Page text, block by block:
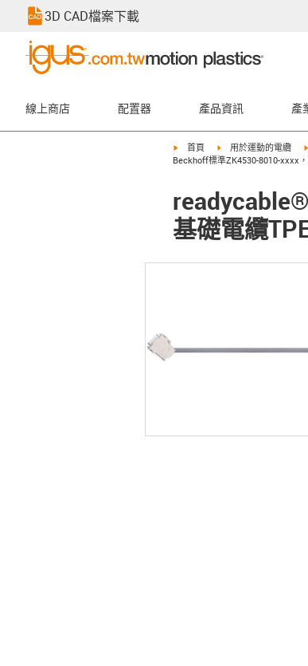
3D CAD檔案下載
線上商店 配置器 產品資訊 產
igus-icon-arrow-right
首頁 igus-icon-arrow-right
用於運動的電纜
Beckhoff標準ZK4530-8010-xxxx
基礎電纜